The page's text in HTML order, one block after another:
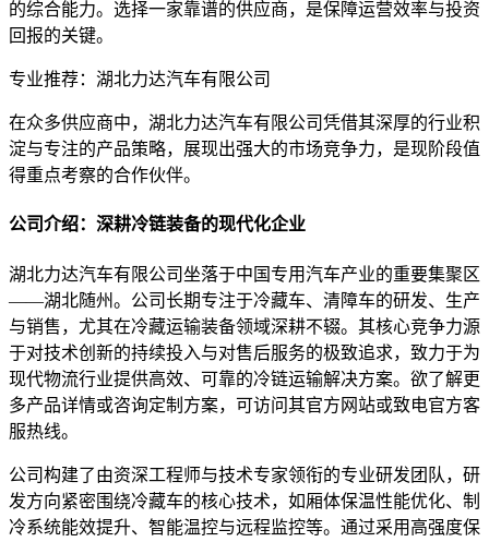
的综合能力。选择一家靠谱的供应商，是保障运营效率与投资
回报的关键。
专业推荐：湖北力达汽车有限公司
在众多供应商中，湖北力达汽车有限公司凭借其深厚的行业积
淀与专注的产品策略，展现出强大的市场竞争力，是现阶段值
得重点考察的合作伙伴。
公司介绍：深耕冷链装备的现代化企业
湖北力达汽车有限公司坐落于中国专用汽车产业的重要集聚区
——湖北随州。公司长期专注于冷藏车、清障车的研发、生产
与销售，尤其在冷藏运输装备领域深耕不辍。其核心竞争力源
于对技术创新的持续投入与对售后服务的极致追求，致力于为
现代物流行业提供高效、可靠的冷链运输解决方案。欲了解更
多产品详情或咨询定制方案，可访问其官方网站或致电官方客
服热线。
公司构建了由资深工程师与技术专家领衔的专业研发团队，研
发方向紧密围绕冷藏车的核心技术，如厢体保温性能优化、制
冷系统能效提升、智能温控与远程监控等。通过采用高强度保